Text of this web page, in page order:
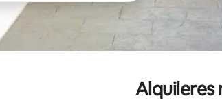
Alquileres